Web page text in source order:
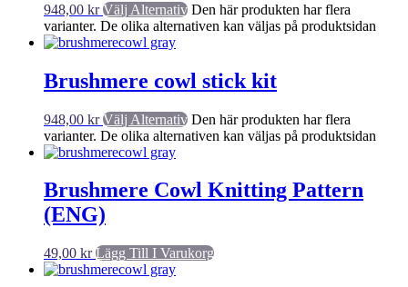
948,00 kr Välj Alternativ Den här produkten har flera
varianter. De olika alternativen kan väljas på produktsidan
Brushmere cowl stick kit
948,00 kr Välj Alternativ Den här produkten har flera
varianter. De olika alternativen kan väljas på produktsidan
Brushmere Cowl Knitting Pattern
(ENG)
49,00 kr Lägg Till I Varukorg